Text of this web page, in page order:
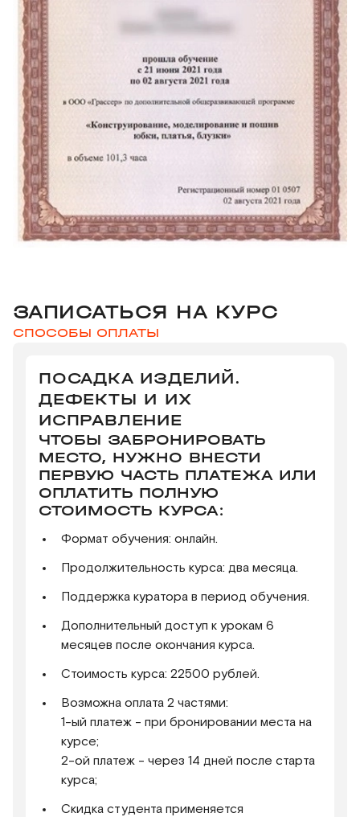
ЗАПИСАТЬСЯ НА КУРС
СПОСОБЫ ОПЛАТЫ
ПОСАДКА ИЗДЕЛИЙ.
ДЕФЕКТЫ И ИХ
ИСПРАВЛЕНИЕ
ЧТОБЫ ЗАБРОНИРОВАТЬ
МЕСТО, НУЖНО ВНЕСТИ
ПЕРВУЮ ЧАСТЬ ПЛАТЕЖА ИЛИ
ОПЛАТИТЬ ПОЛНУЮ
СТОИМОСТЬ КУРСА:
Формат обучения: онлайн.
Продолжительность курса: два месяца.
Поддержка куратора в период обучения.
Дополнительный доступ к урокам 6
месяцев после окончания курса.
Стоимость курса: 22500 рублей.
Возможна оплата 2 частями:
1-ый платеж - при бронировании места на
курсе;
2-ой платеж - через 14 дней после старта
курса;
Скидка студента применяется